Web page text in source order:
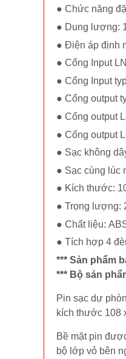
● Chức năng
● Dung lượng:
● Điện áp định
● Cổng Input
● Cổng Input
● Cổng output
● Cổng output
● Cổng output
● Sạc không
● Sạc cùng lúc
● Kích thước:
● Trọng lượng:
● Chất liệu:
● Tích hợp 4
*** Sản phẩm
*** Bộ sản
Pin sạc dự
kích thước 108
Bề mặt pin
bộ lớp vỏ bên